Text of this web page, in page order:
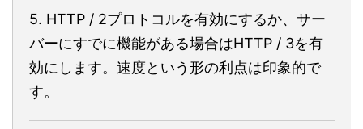
5. HTTP / 2プロトコルを有効にするか、サー
バーにすでに機能がある場合はHTTP / 3を有
効にします。速度という形の利点は印象的で
す。